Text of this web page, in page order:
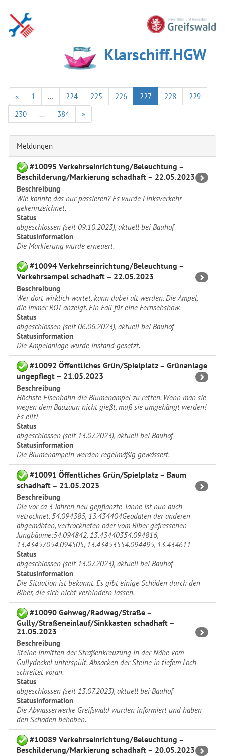
Klarschiff.HGW
« 1 ... 224 225 226 227 228
229
230
... 384 »
Meldungen
#10095 Verkehrseinrichtung/Beleuchtung –
Beschilderung/Markierung schadhaft – 22.05.2023
Beschreibung
Wie konnte das nur passieren? Es wurde Linksverkehr
gekennzeichnet.
Status
abgeschlossen (seit 09.10.2023), aktuell bei Bauhof
Statusinformation
Die Markierung wurde erneuert.
#10094 Verkehrseinrichtung/Beleuchtung –
Verkehrsampel schadhaft – 22.05.2023
Beschreibung
Wer dort wirklich wartet, kann dabei alt werden. Die Ampel,
die immer ROT anzeigt. Ein Fall für eine Fernsehshow.
Status
abgeschlossen (seit 06.06.2023), aktuell bei Bauhof
Statusinformation
Die Ampelanlage wurde instand gesetzt.
#10092 Öffentliches Grün/Spielplatz – Grünanlage
ungepflegt – 21.05.2023
Beschreibung
Höchste Eisenbahn die Blumenampel zu retten. Wenn man sie
wegen dem Bauzaun nicht gießt, muß sie umgehängt werden!
Es eilt!
Status
abgeschlossen (seit 13.07.2023), aktuell bei Bauhof
Statusinformation
Die Blumenampeln werden regelmäßig gewässert.
#10091 Öffentliches Grün/Spielplatz – Baum
schadhaft – 21.05.2023
Beschreibung
Die vor ca 3 Jahren neu gepflanzte Tanne ist nun auch
vetrocknet. 54.094385, 13.434404Geodaten der anderen
abgemähten, vertrockneten oder vom Biber gefressenen
Jungbäume:54.094842, 13.43440354.094816,
13.43457054.094505, 13.43453554.094495, 13.434611
Status
abgeschlossen (seit 13.07.2023), aktuell bei Bauhof
Statusinformation
Die Situation ist bekannt. Es gibt einige Schäden durch den
Biber, die sich nicht verhindern lassen.
#10090 Gehweg/Radweg/Straße –
Gully/Straßeneinlauf/Sinkkasten schadhaft –
21.05.2023
Beschreibung
Steine inmitten der Straßenkreuzung in der Nähe vom
Gullydeckel unterspült. Absacken der Steine in tiefem Loch
schreitet voran.
Status
abgeschlossen (seit 13.07.2023), aktuell bei Bauhof
Statusinformation
Die Abwasserwerke Greifswald wurden informiert und haben
den Schaden behoben.
#10089 Verkehrseinrichtung/Beleuchtung –
Beschilderung/Markierung schadhaft – 20.05.2023